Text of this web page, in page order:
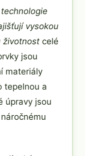
vysokou
životnost celé
jsou
materiály
tepelnou a
úpravy jsou